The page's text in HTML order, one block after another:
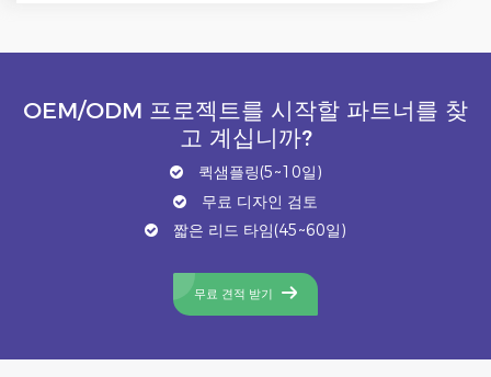
OEM/ODM 프로젝트를 시작할 파트너를 찾
고 계십니까?
퀵샘플링(5~10일)
무료 디자인 검토
짧은 리드 타임(45~60일)
무료 견적 받기